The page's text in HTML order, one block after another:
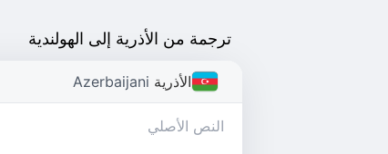
ترجمة من الأذرية إلى الهولندية
الأذرية Azerbaijani